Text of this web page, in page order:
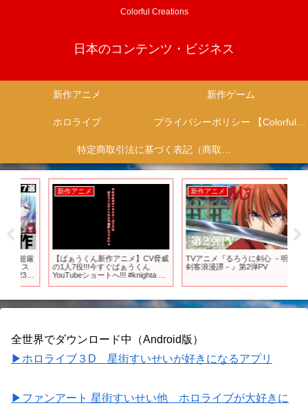
Colorful Creations
日本のコンテンツ・ビジネス
新作アニメ 新作ゲーム
ホロライブ プライバシーポリシー 【Colorful Creation】
特定商取引法に基づく表記（商取引に関する開示）
新作アニメ
【ばぁうくん新作アニメ】CV脅威
の1人7役!!!今すぐばぁうくん
YouTubeショートへ!!! #knighta #
新作アニメ
TVアニメ『るろうに剣心 －明治
剣客浪漫譚－』第2弾PV
全世界でダウンロード中（Android版）
▶ホロライブ３D 星街すいせいが好きになるアプリ
▶ファンアート 星街すいせい他 ホロライブが大好きに